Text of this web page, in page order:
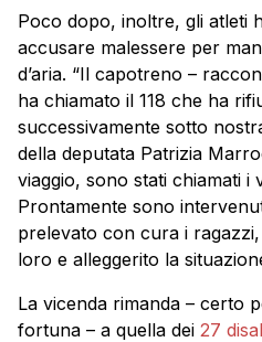
Poco dopo, inoltre, gli atleti
accusare malessere per
d’aria. “Il capotreno –
ha chiamato il 118 che ha
successivamente sotto
della deputata Patrizia
viaggio, sono stati chiamati i
Prontamente sono
prelevato con cura i
loro e alleggerito la
La vicenda rimanda – certo
fortuna – a quella dei 27